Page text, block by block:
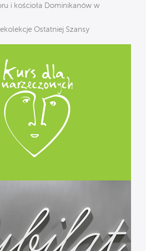
i kościoła Dominikanów w
Ostatniej Szansy